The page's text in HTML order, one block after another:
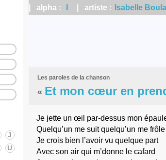
| alpha : | artiste : Isabelle
Les paroles de la chanson
« Et mon cœur en
Je jette un œil par-dessus mon
Quelqu’un me suit quelqu’un me frôle
Je crois bien l’avoir vu quelque part
Avec son air qui m’donne le cafard
J
U